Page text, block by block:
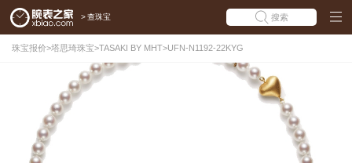
> 查珠宝 搜索
珠宝报价>塔思琦珠宝>TASAKI BY MHT>UFN-N1192-22KYG